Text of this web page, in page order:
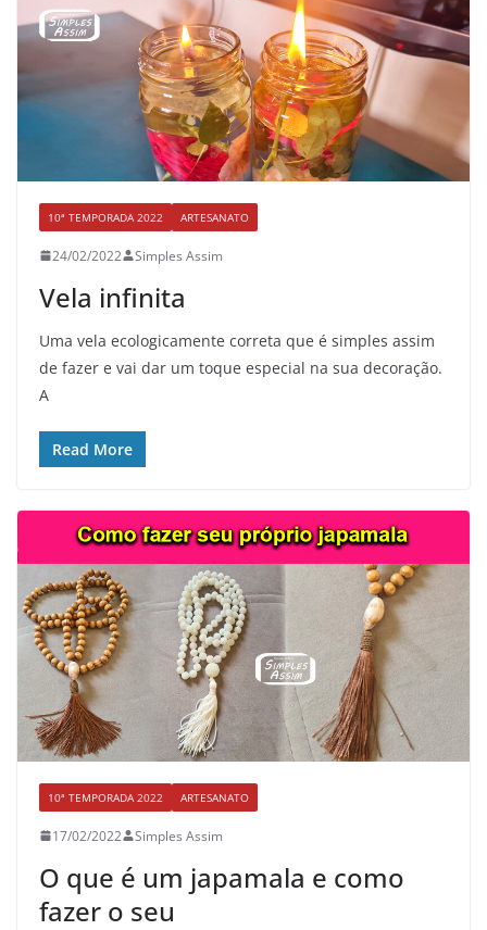
10ª TEMPORADA 2022 ARTESANATO
24/02/2022 Simples Assim
Vela infinita
Uma vela ecologicamente correta que é simples assim
de fazer e vai dar um toque especial na sua decoração.
A
Read More
10ª TEMPORADA 2022 ARTESANATO
17/02/2022 Simples Assim
O que é um japamala e como
fazer o seu